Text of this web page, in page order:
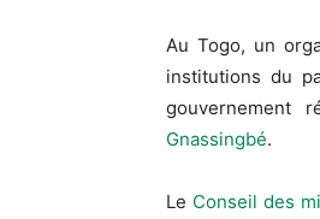
Au Togo, un
institutions du
gouvernement
Gnassingbé.
Le Conseil des